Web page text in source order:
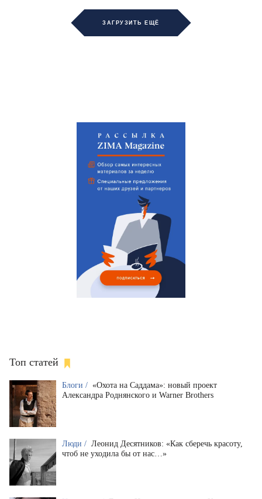
ЗАГРУЗИТЬ ЕЩЁ
Топ статей
Блоги / «Охота на Саддама»: новый проект
Александра Роднянского и Warner Brothers
Люди / Леонид Десятников: «Как сберечь красоту,
чтоб не уходила бы от нас…»